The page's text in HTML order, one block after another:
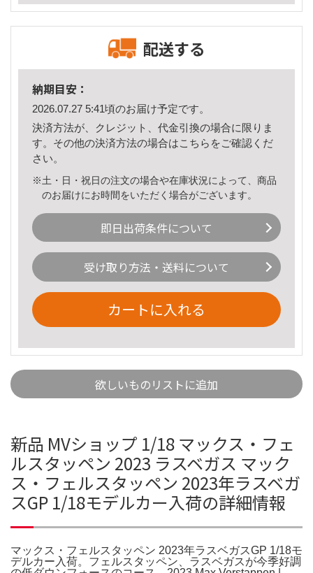
配送する
納期目安：
2026.07.27 5:41頃のお届け予定です。
決済方法が、クレジット、代金引換の場合に限りま
す。その他の決済方法の場合はこちら をご確認くだ
さい。
※土・日・祝日の注文の場合や在庫状況によって、商品
のお届けにお時間をいただく場合がございます。
即日出荷条件について
受け取り方法・送料について
カートに入れる
欲しいものリストに追加
新品 MVショップ 1/18 マックス・フェ
ルスタッペン 2023 ラスベガス マック
ス・フェルスタッペン 2023年ラスベガ
スGP 1/18モデルカー入荷の詳細情報
マックス・フェルスタッペン 2023年ラスベガスGP 1/18モ
デルカー入荷。フェルスタッペン、ラスベガスが今季好調